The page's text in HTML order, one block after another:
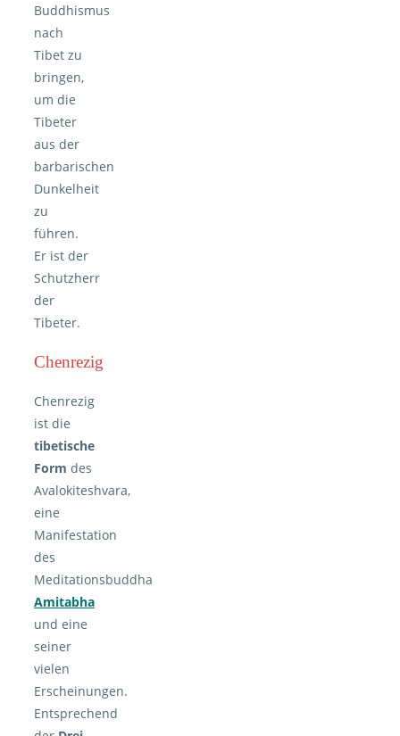
Buddhismus
nach
Tibet zu
bringen,
um die
Tibeter
aus der
barbarischen
Dunkelheit
zu
führen.
Er ist der
Schutzherr
der
Tibeter.
Chenrezig
Chenrezig
ist die
tibetische
Form des
Avalokiteshvara,
eine
Manifestation
des
Meditationsbuddha
Amitabha
und eine
seiner
vielen
Erscheinungen.
Entsprechend